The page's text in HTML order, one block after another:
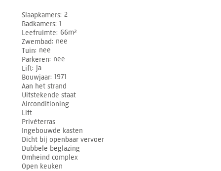
Slaapkamers 2
Badkamers 1
Leefruimte 66m²
Zwembad nee
Tuin nee
Parkeren nee
Lift ja
Bouwjaar 1971
Aan het strand
Uitstekende staat
Airconditioning
Lift
Privéterras
Ingebouwde kasten
Dicht bij openbaar vervoer
Dubbele beglazing
Omheind complex
Open keuken